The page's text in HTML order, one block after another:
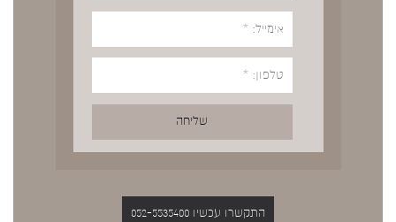
התקשרו עכשיו 052-5535400